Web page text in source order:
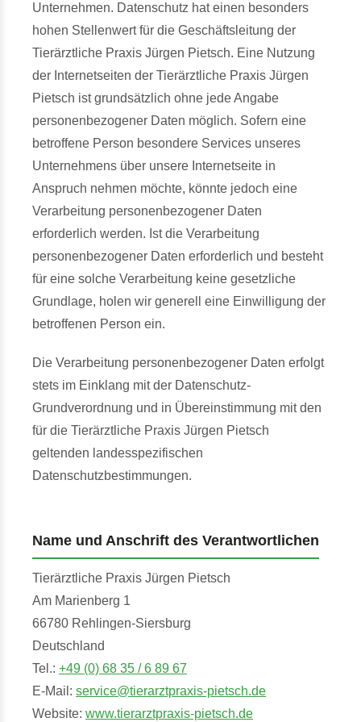
Unternehmen. Datenschutz hat einen besonders
hohen Stellenwert für die Geschäftsleitung der
Tierärztliche Praxis Jürgen Pietsch. Eine Nutzung
der Internetseiten der Tierärztliche Praxis Jürgen
Pietsch ist grundsätzlich ohne jede Angabe
personenbezogener Daten möglich. Sofern eine
betroffene Person besondere Services unseres
Unternehmens über unsere Internetseite in
Anspruch nehmen möchte, könnte jedoch eine
Verarbeitung personenbezogener Daten
erforderlich werden. Ist die Verarbeitung
personenbezogener Daten erforderlich und besteht
für eine solche Verarbeitung keine gesetzliche
Grundlage, holen wir generell eine Einwilligung der
betroffenen Person ein.
Die Verarbeitung personenbezogener Daten erfolgt
stets im Einklang mit der Datenschutz-
Grundverordnung und in Übereinstimmung mit den
für die Tierärztliche Praxis Jürgen Pietsch
geltenden landesspezifischen
Datenschutzbestimmungen.
Name und Anschrift des Verantwortlichen
Tierärztliche Praxis Jürgen Pietsch
Am Marienberg 1
66780 Rehlingen-Siersburg
Deutschland
Tel.: +49 (0) 68 35 / 6 89 67
E-Mail: service@tierarztpraxis-pietsch.de
Website: www.tierarztpraxis-pietsch.de